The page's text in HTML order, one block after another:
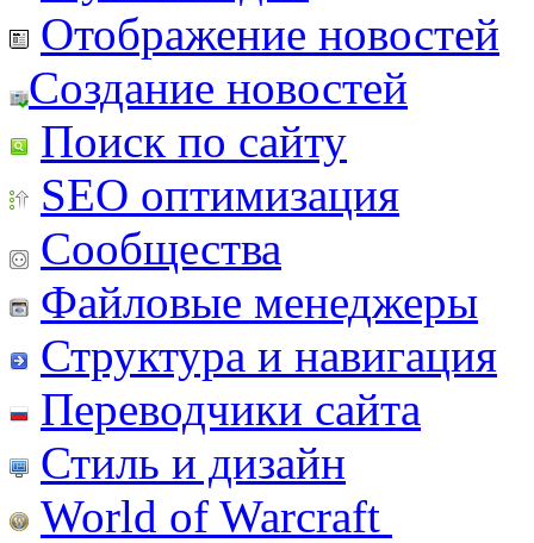
Отображение новостей
Создание новостей
Поиск по сайту
SEO оптимизация
Сообщества
Файловые менеджеры
Структура и навигация
Переводчики сайта
Стиль и дизайн
World of Warcraft